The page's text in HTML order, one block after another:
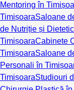
Mentoring în
TimișoaraSaloane
de Nutriție și
TimișoaraCabinete
TimișoaraSaloane
Personali în
TimișoaraStudiouri